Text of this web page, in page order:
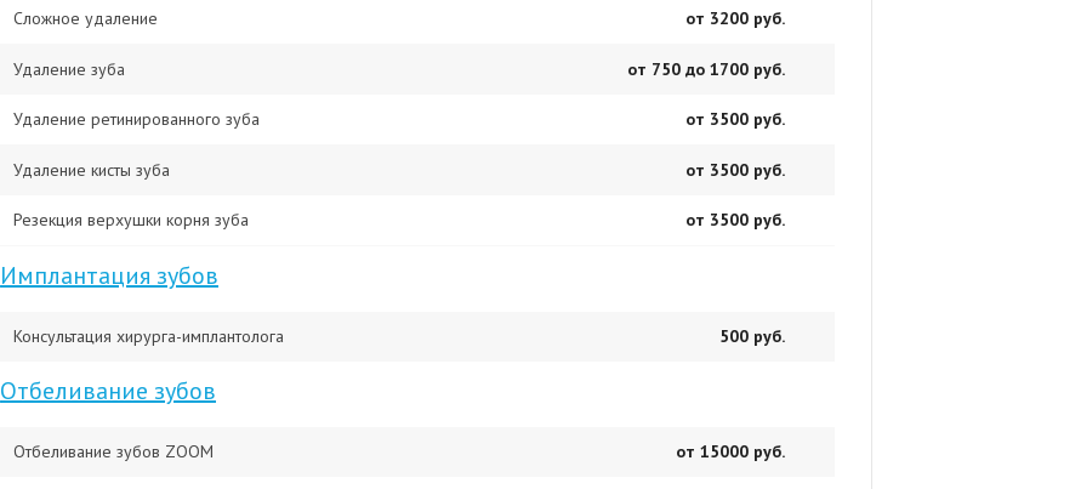
Сложное удаление от 3200 руб.
Удаление зуба от 750 до 1700 руб.
Удаление ретинированного зуба от 3500 руб.
Удаление кисты зуба от 3500 руб.
Резекция верхушки корня зуба от 3500 руб.
Имплантация зубов
Консультация хирурга-имплантолога 500 руб.
Отбеливание зубов
Отбеливание зубов ZOOM от 15000 руб.